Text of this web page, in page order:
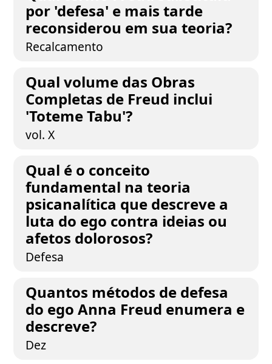
por 'defesa' e mais tarde
reconsiderou em sua teoria?
Recalcamento
Qual volume das Obras
Completas de Freud inclui
'Toteme Tabu'?
vol. X
Qual é o conceito
fundamental na teoria
psicanalítica que descreve a
luta do ego contra ideias ou
afetos dolorosos?
Defesa
Quantos métodos de defesa
do ego Anna Freud enumera e
descreve?
Dez